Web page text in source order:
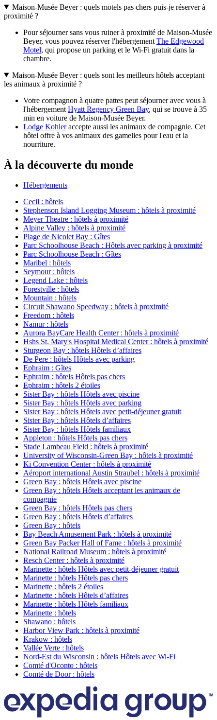
Maison-Musée Beyer : quels motels pas chers puis-je réserver à
proximité ?
Pour séjourner sans vous ruiner à proximité de Maison-Musée
Beyer, vous pouvez réserver l'hébergement The Edgewood
Motel, qui propose un parking et le Wi-Fi gratuit dans la
chambre.
Maison-Musée Beyer : quels sont les meilleurs hôtels acceptant
les animaux à proximité ?
Votre compagnon à quatre pattes peut séjourner avec vous à
l'hébergement Hyatt Regency Green Bay, qui se trouve à 35
min en voiture de Maison-Musée Beyer.
Lodge Kohleraccepte aussi les animaux de compagnie. Cet
hôtel offre à vos animaux des gamelles pour l'eau et la
nourriture.
À la découverte du monde
Hébergements
Cecil : hôtels
Stephenson Island Logging Museum : hôtels à proximité
Meyer Theatre : hôtels à proximité
Alpine Valley : hôtels à proximité
Plage de Nicolet Bay : Gîtes
Parc Schoolhouse Beach : Hôtels avec parking à proximité
Parc Schoolhouse Beach : Gîtes
Maribel : hôtels
Seymour : hôtels
Legend Lake : hôtels
Forestville : hôtels
Mountain : hôtels
Circuit Shawano Speedway : hôtels à proximité
Freedom : hôtels
Namur : hôtels
Aurora BayCare Health Center : hôtels à proximité
Hshs St. Mary's Hospital Medical Center : hôtels à proximité
Sturgeon Bay : hôtels Hôtels d’affaires
De Pere : hôtels Hôtels avec parking
Ephraim : Gîtes
Ephraim : hôtels Hôtels pas chers
Ephraim : hôtels 2 étoiles
Sister Bay : hôtels Hôtels avec piscine
Sister Bay : hôtels Hôtels avec parking
Sister Bay : hôtels Hôtels avec petit-déjeuner gratuit
Sister Bay : hôtels Hôtels d’affaires
Sister Bay : hôtels Hôtels familiaux
Appleton : hôtels Hôtels pas chers
Stade Lambeau Field : hôtels à proximité
University of Wisconsin-Green Bay : hôtels à proximité
Ki Convention Center : hôtels à proximité
Aéroport international Austin Straubel : hôtels à proximité
Green Bay : hôtels Hôtels avec piscine
Green Bay : hôtels Hôtels acceptant les animaux de
compagnie
Green Bay : hôtels Hôtels pas chers
Green Bay : hôtels Hôtels d’affaires
Green Bay : hôtels
Bay Beach Amusement Park : hôtels à proximité
Green Bay Packer Hall of Fame : hôtels à proximité
National Railroad Museum : hôtels à proximité
Resch Center : hôtels à proximité
Marinette : hôtels Hôtels avec petit-déjeuner gratuit
Marinette : hôtels Hôtels pas chers
Marinette : hôtels 2 étoiles
Marinette : hôtels Hôtels d’affaires
Marinette : hôtels Hôtels familiaux
Marinette : hôtels
Shawano : hôtels
Harbor View Park : hôtels à proximité
Krakow : hôtels
Vallée Verte : hôtels
Nord-Est du Wisconsin : hôtels Hôtels avec Wi-Fi
Comté d'Oconto : hôtels
Comté de Door : hôtels